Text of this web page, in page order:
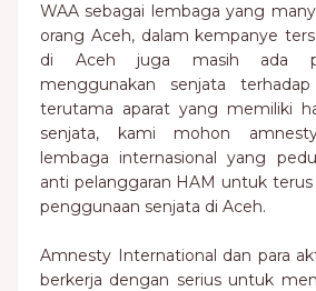
WAA sebagai lembaga yang
orang Aceh, dalam kempanye
di Aceh juga masih ada
menggunakan senjata
terutama aparat yang memiliki
senjata, kami mohon
lembaga internasional yang
anti pelanggaran HAM untuk
penggunaan senjata di Aceh.
Amnesty International dan para
berkerja dengan serius untuk